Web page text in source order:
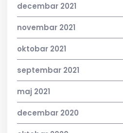
decembar 2021
novembar 2021
oktobar 2021
septembar 2021
maj 2021
decembar 2020